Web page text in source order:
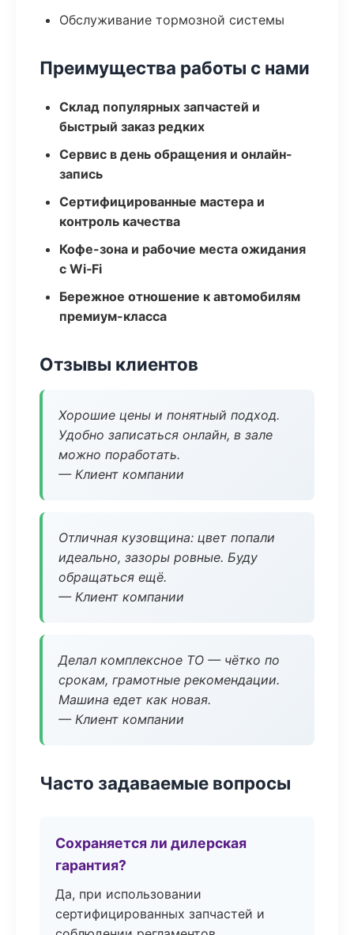
Обслуживание тормозной системы
Преимущества работы с нами
Склад популярных запчастей и
быстрый заказ редких
Сервис в день обращения и онлайн-
запись
Сертифицированные мастера и
контроль качества
Кофе-зона и рабочие места ожидания
с Wi‑Fi
Бережное отношение к автомобилям
премиум-класса
Отзывы клиентов
Хорошие цены и понятный подход.
Удобно записаться онлайн, в зале
можно поработать.
— Клиент компании
Отличная кузовщина: цвет попали
идеально, зазоры ровные. Буду
обращаться ещё.
— Клиент компании
Делал комплексное ТО — чётко по
срокам, грамотные рекомендации.
Машина едет как новая.
— Клиент компании
Часто задаваемые вопросы
Сохраняется ли дилерская
гарантия?
Да, при использовании
сертифицированных запчастей и